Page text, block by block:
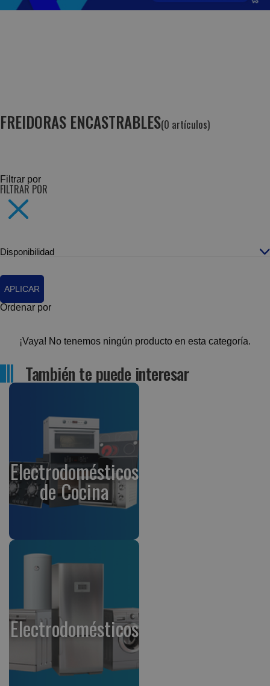
FREIDORAS ENCASTRABLES(0 artículos)
Filtrar por
FILTRAR POR
Disponibilidad
APLICAR
Ordenar por
¡Vaya! No tenemos ningún producto en esta categoría.
También te puede interesar
Electrodomésticos
de Cocina
Electrodomésticos